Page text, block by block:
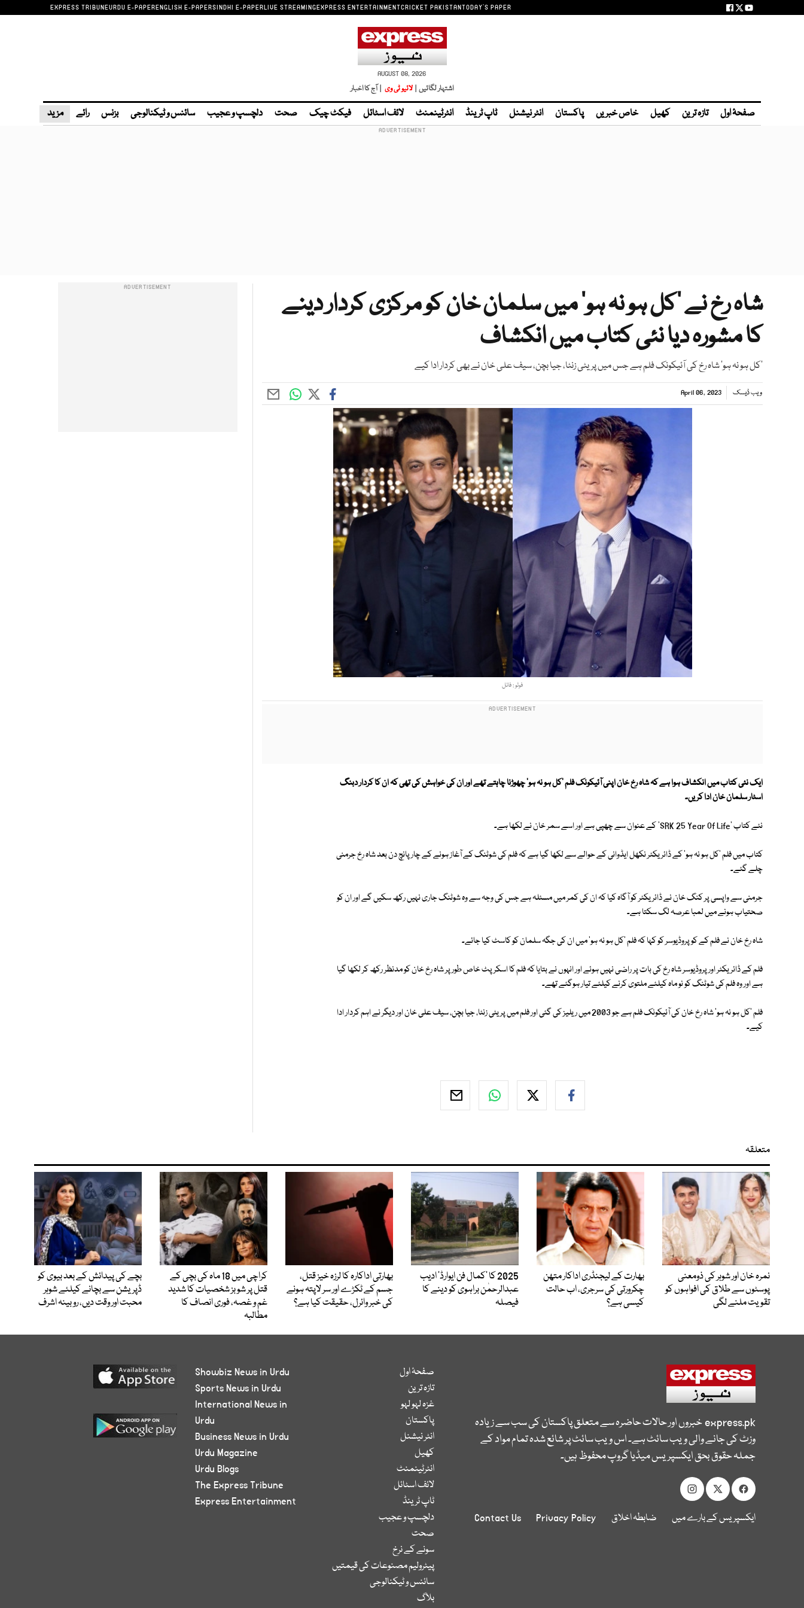
EXPRESS TRIBUNEURDU E-PAPERENGLISH E-PAPERSINDHI E-PAPERLIVE STREAMINGEXPRESS ENTERTAINMENTCRICKET PAKISTANTODAY'S PAPER
AUGUST 08, 2026
اشتہار لگائیں | لائیو ٹی وی | آج کا اخبار
صفحۂ اول تازہ ترین کھیل خاص خبریں پاکستان انٹر نیشنل ٹاپ ٹرینڈ انٹرٹینمنٹ لائف اسٹائل فیکٹ چیک صحت دلچسپ و عجیب سائنس و ٹیکنالوجی بزنس رائے مزید
شاہ رخ نے ’کل ہو نہ ہو‘ میں سلمان خان کو مرکزی کردار دینے
کا مشورہ دیا نئی کتاب میں انکشاف
’کل ہو نہ ہو‘ شاہ رخ کی آئیکونک فلم ہے جس میں پریٹی زنٹا، جیا بچن، سیف علی خان نے بھی کردار ادا کیے
ویب ڈیسک April 06, 2023
فوٹو : فائل
ایک نئی کتاب میں انکشاف ہوا ہے کہ شاہ رخ خان اپنی آئیکونک فلم 'کل ہو نہ ہو' چھوڑنا چاہتے تھے اور ان کی خواہش کی تھی کہ ان کا کردار دبنگ
اسٹار سلمان خان ادا کریں۔
نئے کتاب 'SRK 25 Year Of Life' کے عنوان سے چھپی ہے اور اسے سمر خان نے لکھا ہے۔
کتاب میں فلم 'کل ہو نہ ہو' کے ڈائریکٹر نکھل ایڈوانی کے حوالے سے لکھا گیا ہے کہ فلم کی شوٹنگ کے آغاز ہونے کے چار پانچ دن بعد شاہ رخ جرمنی
چلے گئے۔
جرمنی سے واپسی پر کنگ خان نے ڈائریکٹر کو آگاہ کیا کہ ان کی کمر میں مسئلہ ہے جس کی وجہ سے وہ شوٹنگ جاری نہیں رکھ سکیں گے اور ان کو
صحتیاب ہونے میں لمبا عرصہ لگ سکتا ہے۔
شاہ رخ خان نے فلم کے کو پروڈیوسر کو کہا کہ فلم 'کل ہو نہ ہو' میں ان کی جگہ سلمان کو کاسٹ کیا جائے۔
فلم کے ڈائریکٹر اور پروڈیوسر شاہ رخ کی بات پر راضی نہیں ہوئے اور انہوں نے بتایا کہ فلم کا اسکرپٹ خاص طور پر شاہ رخ خان کو مدنظر رکھ کر لکھا گیا
ہے اور وہ فلم کی شوٹنگ کو نو ماہ کیلئے ملتوی کرنے کیلئے تیار ہوگئے تھے۔
فلم 'کل ہو نہ ہو' شاہ رخ خان کی آئیکونک فلم ہے جو 2003 میں ریلیز کی گئی اور فلم میں پریٹی زنٹا، جیا بچن، سیف علی خان اور دیگر نے اہم کردار ادا
کیے۔
متعلقہ
نمرہ خان اور شوہر کی ذومعنی
پوسٹوں سے طلاق کی افواہوں کو
تقویت ملنے لگی
بھارت کے لیجنڈری اداکار متھن
چکرورتی کی سرجری، اب حالت
کیسی ہے؟
2025 کا ’کمال فن ایوارڈ‘ ادیب
عبدالرحمٰن براہوی کو دینے کا
فیصلہ
بھارتی اداکارہ کا لرزہ خیز قتل،
جسم کے ٹکڑے اور سر لاپتہ ہونے
کی خبر وائرل، حقیقت کیا ہے؟
کراچی میں 18 ماہ کی بچی کے
قتل پر شوبز شخصیات کا شدید
غم و غصہ، فوری انصاف کا
مطالبہ
بچے کی پیدائش کے بعد بیوی کو
ڈپریشن سے بچانے کیلئے شوہر
محبت اور وقت دیں، روبینہ اشرف
express.pkخبروں اور حالات حاضرہ سے متعلق پاکستان کی سب سے زیادہ
وزٹ کی جانے والی ویب سائٹ ہے۔ اس ویب سائٹ پر شائع شدہ تمام مواد کے
جملہ حقوق بحق ایکسپریس میڈیا گروپ محفوظ ہیں۔
ایکسپریس کے بارے میں ضابطہ اخلاق Privacy Policy
Contact Us
صفحۂ اول
تازہ ترین
غزہ لہو لہو
پاکستان
انٹر نیشنل
کھیل
انٹرٹینمنٹ
لائف اسٹائل
ٹاپ ٹرینڈ
دلچسپ و عجیب
صحت
سونے کے نرخ
پیٹرولیم مصنوعات کی قیمتیں
سائنس و ٹیکنالوجی
بلاگ
Showbiz News in Urdu
Sports News in Urdu
International News in
Urdu
Business News in Urdu
Urdu Magazine
Urdu Blogs
The Express Tribune
Express Entertainment